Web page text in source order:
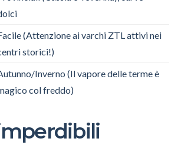
(Attenzione ai varchi ZTL attivi nei
storici!)
Inverno (Il vapore delle terme è
col freddo)